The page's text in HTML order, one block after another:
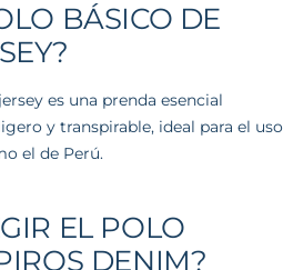
BÁSICO DE
es una prenda esencial
y transpirable, ideal para el uso
el de Perú.
EL POLO
DENIM?